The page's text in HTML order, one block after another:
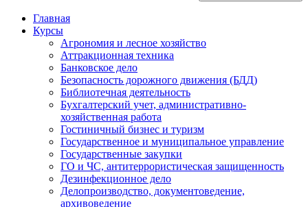
Главная
Курсы
Агрономия и лесное хозяйство
Аттракционная техника
Банковское дело
Безопасность дорожного движения (БДД)
Библиотечная деятельность
Бухгалтерский учет, административно-
хозяйственная работа
Гостиничный бизнес и туризм
Государственное и муниципальное управление
Государственные закупки
ГО и ЧС, антитеррористическая защищенность
Дезинфекционное дело
Делопроизводство, документоведение,
архивоведение